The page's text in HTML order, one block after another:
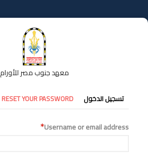
إلى
المحتوى
معهد جنوب مصر للأورام
التبويبات
الأساسية
تسجيل الدخول RESET YOUR PASSWORD
Username or email address